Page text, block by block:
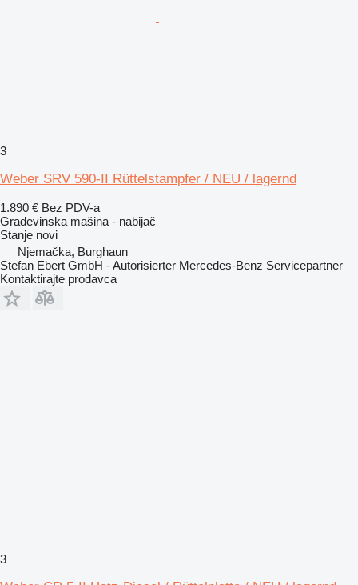
3
Weber SRV 590-II Rüttelstampfer / NEU / lagernd
1.890 € Bez PDV-a
Građevinska mašina - nabijač
Stanje novi
Njemačka, Burghaun
Stefan Ebert GmbH - Autorisierter Mercedes-Benz Servicepartner
Kontaktirajte prodavca
3